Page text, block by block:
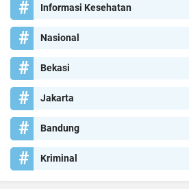
Informasi Kesehatan
Nasional
Bekasi
Jakarta
Bandung
Kriminal